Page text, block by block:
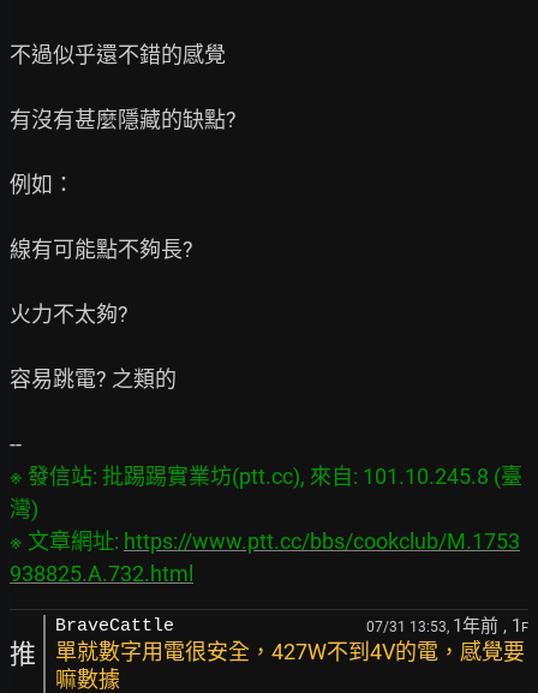
不過似乎還不錯的感覺
有沒有甚麼隱藏的缺點?
例如：
線有可能點不夠長?
火力不太夠?
容易跳電? 之類的
※ 發信站: 批踢踢實業坊(ptt.cc), 來自: 101.10.245.8 (臺
灣)
※ 文章網址: https://www.ptt.cc/bbs/cookclub/M.1753
938825.A.732.html
推
BraveCattle 07/31 13:53, 1年前 , 1 F
單就數字用電很安全，427W不到4V的電，感覺要
嘛數據